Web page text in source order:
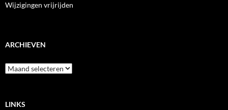
Wijzigingen vrijrijden
ARCHIEVEN
Archieven
LINKS